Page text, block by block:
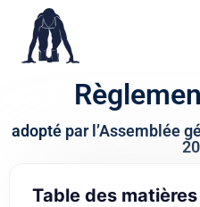
adopté par l’Assemblée
Table des matières